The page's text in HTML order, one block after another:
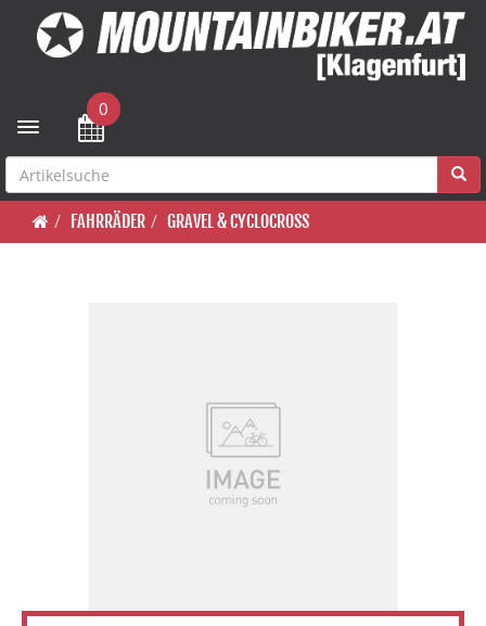
Toggle navigation
0
FAHRRÄDER GRAVEL & CYCLOCROSS